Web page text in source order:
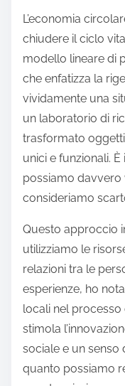
L’economia
chiudere il ciclo
modello lineare di
che enfatizza la
vividamente una
un laboratorio di
trasformato
unici e funzionali.
possiamo davvero
consideriamo
Questo approccio
utilizziamo le
relazioni tra le
esperienze, ho
locali nel
stimola
sociale e un senso
quanto possiamo